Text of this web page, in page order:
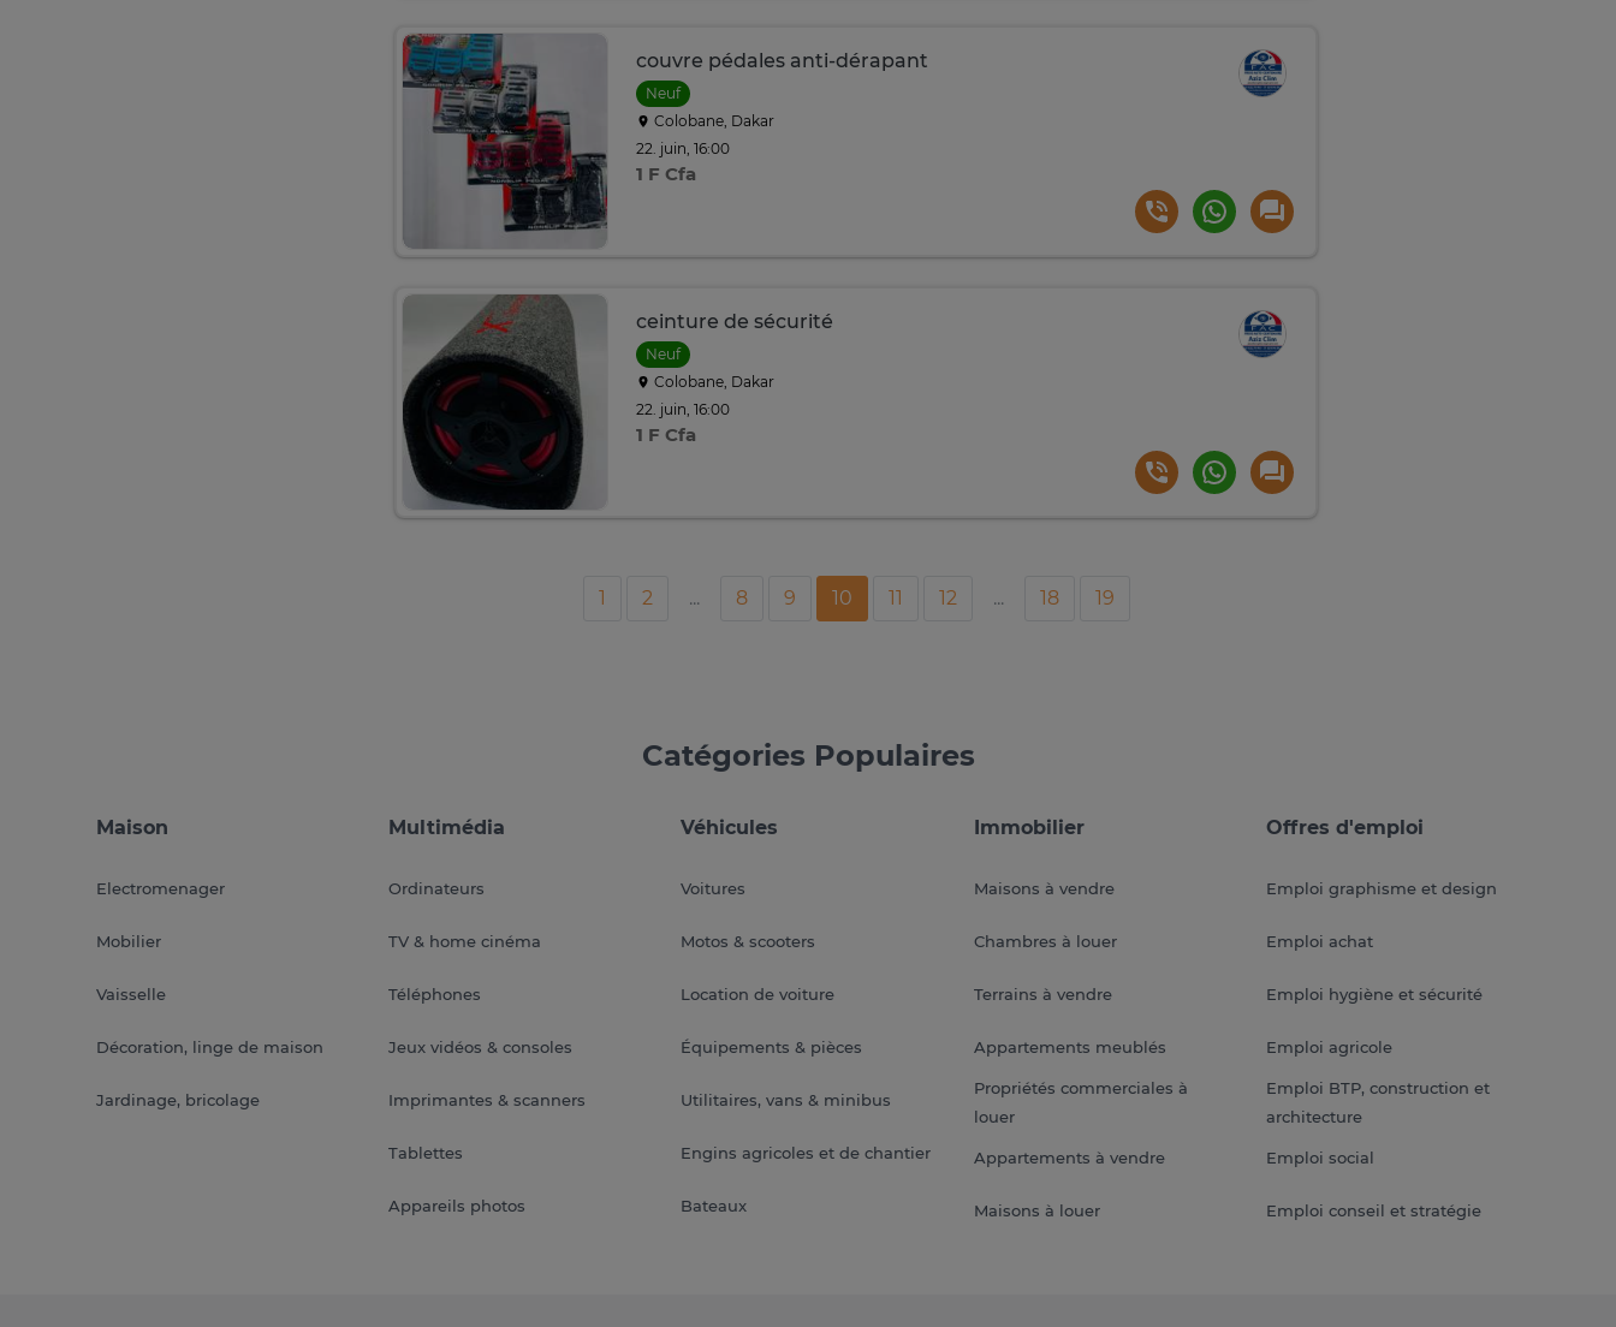
couvre pédales anti-dérapant
Neuf
Colobane, Dakar
22. juin, 16:00
1 F Cfa
ceinture de sécurité
Neuf
Colobane, Dakar
22. juin, 16:00
1 F Cfa
1 2 ... 8 9 10 11 12 ... 18 19
Catégories Populaires
Maison
Electromenager
Mobilier
Vaisselle
Décoration, linge de maison
Jardinage, bricolage
Multimédia
Ordinateurs
TV & home cinéma
Téléphones
Jeux vidéos & consoles
Imprimantes & scanners
Tablettes
Appareils photos
Véhicules
Voitures
Motos & scooters
Location de voiture
Équipements & pièces
Utilitaires, vans & minibus
Engins agricoles et de chantier
Bateaux
Immobilier
Maisons à vendre
Chambres à louer
Terrains à vendre
Appartements meublés
Propriétés commerciales à
louer
Appartements à vendre
Maisons à louer
Offres d'emploi
Emploi graphisme et design
Emploi achat
Emploi hygiène et sécurité
Emploi agricole
Emploi BTP, construction et
architecture
Emploi social
Emploi conseil et stratégie